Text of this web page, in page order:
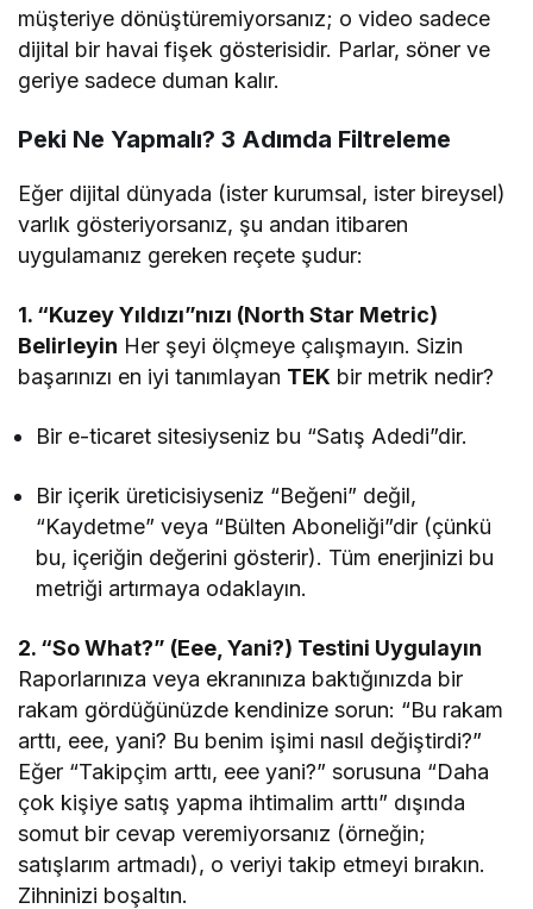
müşteriye dönüştüremiyorsanız; o video sadece
dijital bir havai fişek gösterisidir. Parlar, söner ve
geriye sadece duman kalır.
Peki Ne Yapmalı? 3 Adımda Filtreleme
Eğer dijital dünyada (ister kurumsal, ister bireysel)
varlık gösteriyorsanız, şu andan itibaren
uygulamanız gereken reçete şudur:
1. “Kuzey Yıldızı”nızı (North Star Metric)
Belirleyin Her şeyi ölçmeye çalışmayın. Sizin
başarınızı en iyi tanımlayan TEK bir metrik nedir?
Bir e-ticaret sitesiyseniz bu “Satış Adedi”dir.
Bir içerik üreticisiyseniz “Beğeni” değil,
“Kaydetme” veya “Bülten Aboneliği”dir (çünkü
bu, içeriğin değerini gösterir). Tüm enerjinizi bu
metriği artırmaya odaklayın.
2. “So What?” (Eee, Yani?) Testini Uygulayın
Raporlarınıza veya ekranınıza baktığınızda bir
rakam gördüğünüzde kendinize sorun: “Bu rakam
arttı, eee, yani? Bu benim işimi nasıl değiştirdi?”
Eğer “Takipçim arttı, eee yani?” sorusuna “Daha
çok kişiye satış yapma ihtimalim arttı” dışında
somut bir cevap veremiyorsanız (örneğin;
satışlarım artmadı), o veriyi takip etmeyi bırakın.
Zihninizi boşaltın.